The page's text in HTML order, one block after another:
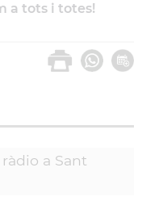
a tots i totes!
a Sant